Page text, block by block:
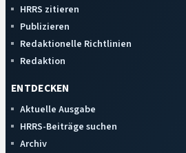
HRRS zitieren
Publizieren
Redaktionelle Richtlinien
Redaktion
ENTDECKEN
Aktuelle Ausgabe
HRRS-Beiträge suchen
Archiv